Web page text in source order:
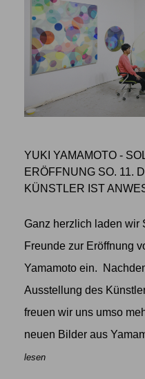
YUKI YAMAMOTO -
ERÖFFNUNG SO. 11.
KÜNSTLER IST
Ganz herzlich laden wir
Freunde zur Eröffnung
Yamamoto ein.
Ausstellung des
freuen wir uns umso
neuen Bilder aus
lesen